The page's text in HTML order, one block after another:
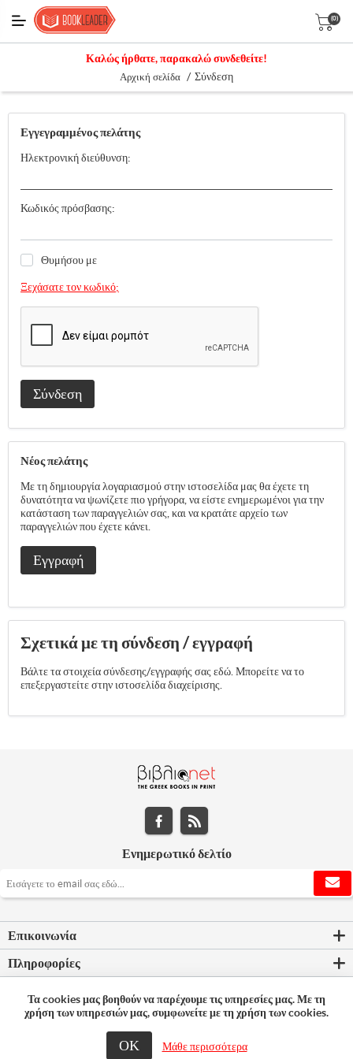
(0)
Καλώς ήρθατε, παρακαλώ συνδεθείτε!
Αρχική σελίδα / Σύνδεση
Εγγεγραμμένος πελάτης
Ηλεκτρονική διεύθυνση:
Κωδικός πρόσβασης:
Θυμήσου με
Ξεχάσατε τον κωδικό;
Σύνδεση
Νέος πελάτης
Με τη δημιουργία λογαριασμού στην ιστοσελίδα μας θα έχετε τη
δυνατότητα να ψωνίζετε πιο γρήγορα, να είστε ενημερωμένοι για την
κατάσταση των παραγγελιών σας, και να κρατάτε αρχείο των
παραγγελιών που έχετε κάνει.
Εγγραφή
Σχετικά με τη σύνδεση / εγγραφή
Βάλτε τα στοιχεία σύνδεσης/εγγραφής σας εδώ. Μπορείτε να το
επεξεργαστείτε στην ιστοσελίδα διαχείρισης.
Ενημερωτικό δελτίο
Επικοινωνία
Πληροφορίες
Ο λογαριασμός μου
© 2026 Bookleader
Τα cookies μας βοηθούν να παρέχουμε τις υπηρεσίες μας. Με τη
χρήση των υπηρεσιών μας, συμφωνείτε με τη χρήση των cookies.
ΟΚ Μάθε περισσότερα